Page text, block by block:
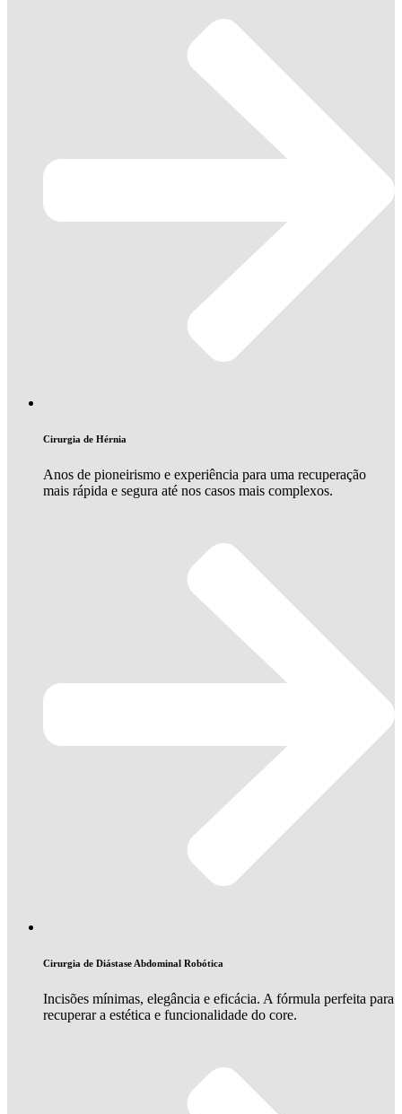
Cirurgia de Hérnia
Anos de pioneirismo e experiência para uma recuperação
mais rápida e segura até nos casos mais complexos.
Cirurgia de Diástase Abdominal Robótica
Incisões mínimas, elegância e eficácia. A fórmula perfeita para
recuperar a estética e funcionalidade do core.